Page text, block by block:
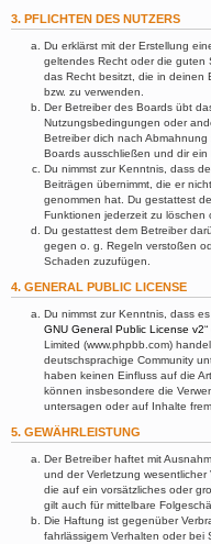
3. PFLICHTEN DES NUTZERS
Du erklärst mit der Erstellung
geltendes Recht oder die guten
das Recht besitzt, die in deinen
bzw. zu verwenden.
Der Betreiber des Boards übt
Nutzungsbedingungen oder
Betreiber dich nach
Boards ausschließen und dir ein
Du nimmst zur Kenntnis, dass
Beiträgen übernimmt, die er
genommen hat. Du gestattest
Funktionen jederzeit zu löschen
Du gestattest dem Betreiber
gegen o. g. Regeln verstoßen
Schaden zuzufügen.
4. GENERAL PUBLIC LICENSE
Du nimmst zur Kenntnis, dass
GNU General Public License v2
Limited (www.phpbb.com)
deutschsprachige Community
haben keinen Einfluss auf die
können insbesondere die
untersagen oder auf Inhalte
5. GEWÄHRLEISTUNG
Der Betreiber haftet mit
und der Verletzung wesentlicher
die auf ein vorsätzliches oder
gilt auch für mittelbare
Die Haftung ist gegenüber
fahrlässigem Verhalten oder